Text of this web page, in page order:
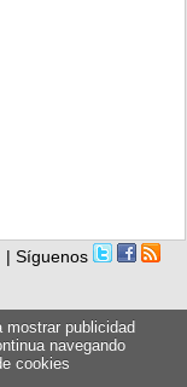
| Síguenos
mostrar publicidad
navegando
cookies